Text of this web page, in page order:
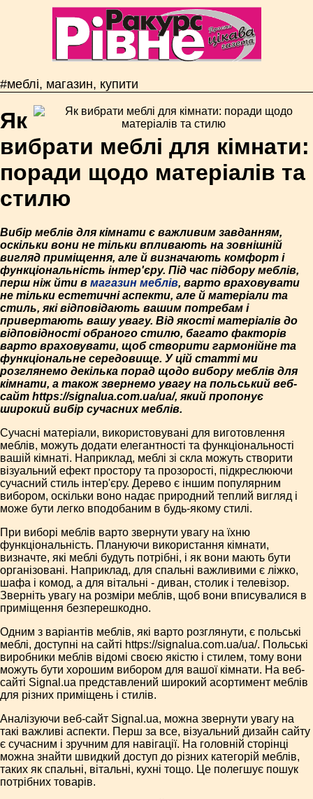
#меблі, магазин, купити
Як
вибрати меблі для кімнати:
поради щодо матеріалів та
стилю
Вибір меблів для кімнати є важливим завданням,
оскільки вони не тільки впливають на зовнішній
вигляд приміщення, але й визначають комфорт і
функціональність інтер'єру. Під час підбору меблів,
перш ніж йти в магазин меблів, варто враховувати
не тільки естетичні аспекти, але й матеріали та
стиль, які відповідають вашим потребам і
привертають вашу увагу. Від якості матеріалів до
відповідності обраного стилю, багато факторів
варто враховувати, щоб створити гармонійне та
функціональне середовище. У цій статті ми
розглянемо декілька порад щодо вибору меблів для
кімнати, а також звернемо увагу на польський веб-
сайт https://signalua.com.ua/ua/, який пропонує
широкий вибір сучасних меблів.
Сучасні матеріали, використовувані для виготовлення
меблів, можуть додати елегантності та функціональності
вашій кімнаті. Наприклад, меблі зі скла можуть створити
візуальний ефект простору та прозорості, підкреслюючи
сучасний стиль інтер'єру. Дерево є іншим популярним
вибором, оскільки воно надає природний теплий вигляд і
може бути легко вподобаним в будь-якому стилі.
При виборі меблів варто звернути увагу на їхню
функціональність. Плануючи використання кімнати,
визначте, які меблі будуть потрібні, і як вони мають бути
організовані. Наприклад, для спальні важливими є ліжко,
шафа і комод, а для вітальні - диван, столик і телевізор.
Зверніть увагу на розміри меблів, щоб вони вписувалися в
приміщення безперешкодно.
Одним з варіантів меблів, які варто розглянути, є польські
меблі, доступні на сайті https://signalua.com.ua/ua/. Польські
виробники меблів відомі своєю якістю і стилем, тому вони
можуть бути хорошим вибором для вашої кімнати. На веб-
сайті Signal.ua представлений широкий асортимент меблів
для різних приміщень і стилів.
Аналізуючи веб-сайт Signal.ua, можна звернути увагу на
такі важливі аспекти. Перш за все, візуальний дизайн сайту
є сучасним і зручним для навігації. На головній сторінці
можна знайти швидкий доступ до різних категорій меблів,
таких як спальні, вітальні, кухні тощо. Це полегшує пошук
потрібних товарів.